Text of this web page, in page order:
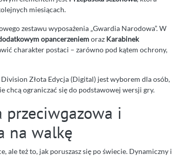
miesiącach.
zestawu wyposażenia „Gwardia Narodowa”. W
opancerzeniemoraz Karabinek
charakter postaci – zarówno pod kątem ochrony,
Złota Edycja (Digital) jest wyborem dla osób,
chcą ograniczać się do podstawowej wersji gry.
przeciwgazowa i
na walkę
ale też to, jak poruszasz się po świecie. Dynamiczny i